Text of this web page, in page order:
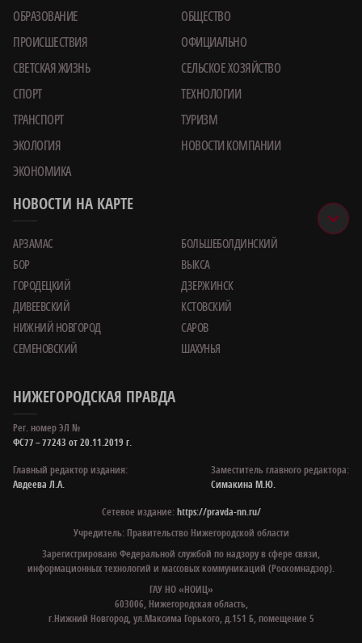
ОБРАЗОВАНИЕ
ОБЩЕСТВО
ПРОИСШЕСТВИЯ
ОФИЦИАЛЬНО
СВЕТСКАЯ ЖИЗНЬ
СЕЛЬСКОЕ ХОЗЯЙСТВО
СПОРТ
ТЕХНОЛОГИИ
ТРАНСПОРТ
ТУРИЗМ
ЭКОЛОГИЯ
НОВОСТИ КОМПАНИИ
ЭКОНОМИКА
НОВОСТИ НА КАРТЕ
АРЗАМАС
БОЛЬШЕБОЛДИНСКИЙ
БОР
ВЫКСА
ГОРОДЕЦКИЙ
ДЗЕРЖИНСК
ДИВЕЕВСКИЙ
КСТОВСКИЙ
НИЖНИЙ НОВГОРОД
САРОВ
СЕМЕНОВСКИЙ
ШАХУНЬЯ
НИЖЕГОРОДСКАЯ ПРАВДА
Рег. номер ЭЛ №
ФС77 – 77243 от 20.11.2019 г.
Главный редактор издания:
Авдеева Л.А.
Заместитель главного редактора:
Симакина М.Ю.
Сетевое издание:https://pravda-nn.ru/
Учредитель: Правительство Нижегородской области
Зарегистрировано Федеральной службой по надзору в сфере связи,
информационных технологий и массовых коммуникаций (Роскомнадзор).
ГАУ НО «НОИЦ»
603006, Нижегородская область,
г.Нижний Новгород, ул.Максима Горького, д.151 Б, помещение 5